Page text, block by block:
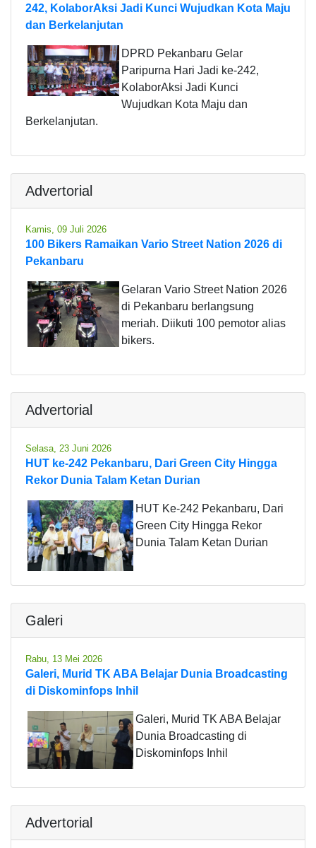
242, KolaborAksi Jadi Kunci Wujudkan Kota Maju
dan Berkelanjutan
DPRD Pekanbaru Gelar
Paripurna Hari Jadi ke-242,
KolaborAksi Jadi Kunci
Wujudkan Kota Maju dan
Berkelanjutan.
Advertorial
Kamis, 09 Juli 2026
100 Bikers Ramaikan Vario Street Nation 2026 di
Pekanbaru
Gelaran Vario Street Nation 2026
di Pekanbaru berlangsung
meriah. Diikuti 100 pemotor alias
bikers.
Advertorial
Selasa, 23 Juni 2026
HUT ke-242 Pekanbaru, Dari Green City Hingga
Rekor Dunia Talam Ketan Durian
HUT Ke-242 Pekanbaru, Dari
Green City Hingga Rekor
Dunia Talam Ketan Durian
Galeri
Rabu, 13 Mei 2026
Galeri, Murid TK ABA Belajar Dunia Broadcasting
di Diskominfops Inhil
Galeri, Murid TK ABA Belajar
Dunia Broadcasting di
Diskominfops Inhil
Advertorial